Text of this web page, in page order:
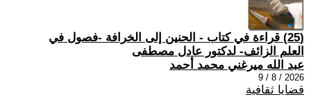
(25) قراءة في كتاب - الحنين إلى الخرافة -فصول في
العلم الزائف- لدكتور عادل مصطفى
عبد الله ميرغني محمد أحمد
2026 / 8 / 9
قضايا ثقافية